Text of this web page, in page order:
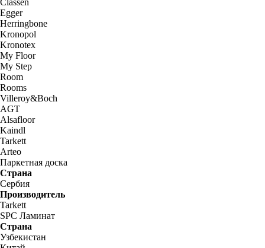
Classen
Egger
Herringbone
Kronopol
Kronotex
My Floor
My Step
Room
Rooms
Villeroy&Boch
AGT
Alsafloor
Kaindl
Tarkett
Arteo
Паркетная доска
Страна
Сербия
Производитель
Tarkett
SPC Ламинат
Страна
Узбекистан